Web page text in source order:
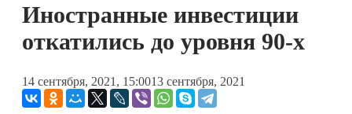
Книги
Иностранные инвестиции
откатились до уровня 90-х
14 сентября, 2021, 15:0013 сентября, 2021